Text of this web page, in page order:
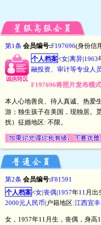
第1条 会员编号:F197696(身份信
个人档案<女|离异|1963
融投资、审计等专业人
F197696将照片发布模
本人心地善良、待人真诚、热爱
游；独生孩子在美国，现独居。
扰）征婚地区: 不限。
第2条 会员编号:F81591
个人档案<女|丧偶|1957年11 月出
2000元人民币|户籍地区:江西宜丰
女，1957年11月生，丧偶，身高